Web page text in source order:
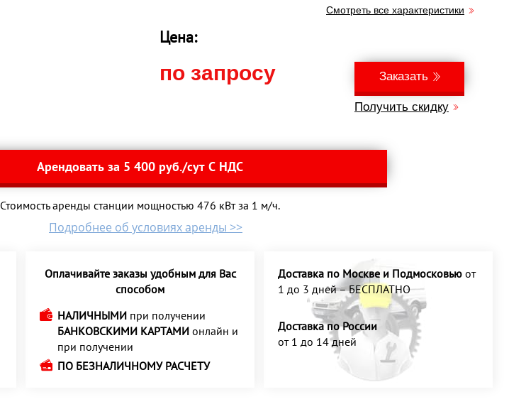
Смотреть все характеристики
Цена:
по запросу Заказать
Получить скидку
Арендовать за 5 400 руб./сут С НДС
Стоимость аренды станции мощностью 476 кВт за 1 м/ч.
Подробнее об условиях аренды >>
Оплачивайте заказы удобным для Вас
способом
НАЛИЧНЫМИ при получении
БАНКОВСКИМИ КАРТАМИ онлайн и
при получении
ПО БЕЗНАЛИЧНОМУ РАСЧЕТУ
Доставка по Москве и Подмосковью от
1 до 3 дней – БЕСПЛАТНО
Доставка по России
от 1 до 14 дней